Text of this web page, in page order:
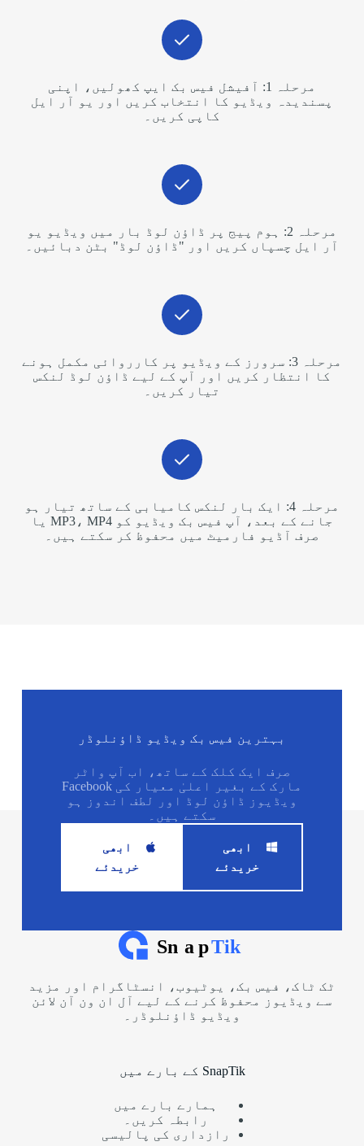
مرحلہ 1: آفیشل فیس بک ایپ کھولیں، اپنی
پسندیدہ ویڈیو کا انتخاب کریں اور یو آر ایل
کاپی کریں۔
مرحلہ 2: ہوم پیج پر ڈاؤن لوڈ بار میں ویڈیو یو
آر ایل چسپاں کریں اور "ڈاؤن لوڈ" بٹن دبائیں۔
مرحلہ 3: سرورز کے ویڈیو پر کارروائی مکمل ہونے
کا انتظار کریں اور آپ کے لیے ڈاؤن لوڈ لنکس
تیار کریں۔
مرحلہ 4: ایک بار لنکس کامیابی کے ساتھ تیار ہو
جانے کے بعد، آپ فیس بک ویڈیو کو MP3، MP4 یا
صرف آڈیو فارمیٹ میں محفوظ کر سکتے ہیں۔
بہترین فیس بک ویڈیو ڈاؤنلوڈر
صرف ایک کلک کے ساتھ، اب آپ واٹر
مارک کے بغیر اعلیٰ معیار کی Facebook
ویڈیوز ڈاؤن لوڈ اور لطف اندوز ہو
سکتے ہیں۔
ابھی
خریدئے
ابھی
خریدئے
ٹک ٹاک، فیس بک، یوٹیوب، انسٹاگرام اور مزید
سے ویڈیوز محفوظ کرنے کے لیے آل ان ون آن لائن
ویڈیو ڈاؤنلوڈر۔
SnapTik کے بارے میں
ہمارے بارے میں
رابطہ کریں۔
رازداری کی پالیسی